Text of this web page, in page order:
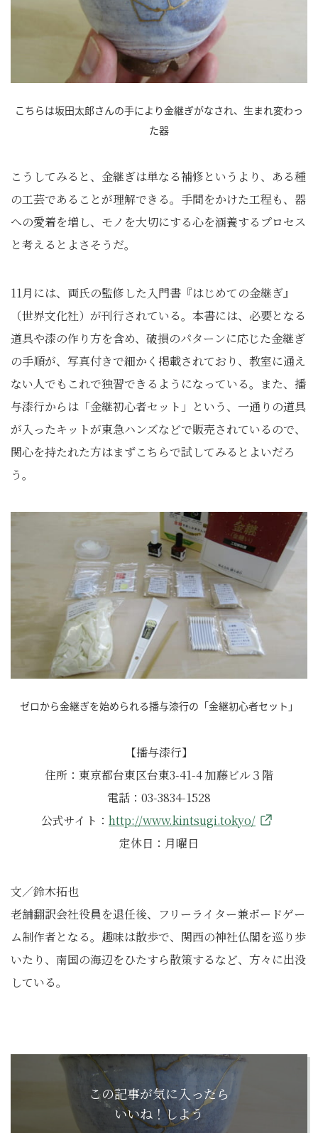
こちらは坂田太郎さんの手により金継ぎがなされ、生まれ変わっ
た器
こうしてみると、金継ぎは単なる補修というより、ある種
の工芸であることが理解できる。手間をかけた工程も、器
への愛着を増し、モノを大切にする心を涵養するプロセス
と考えるとよさそうだ。
11月には、両氏の監修した入門書『はじめての金継ぎ』
（世界文化社）が刊行されている。本書には、必要となる
道具や漆の作り方を含め、破損のパターンに応じた金継ぎ
の手順が、写真付きで細かく掲載されており、教室に通え
ない人でもこれで独習できるようになっている。また、播
与漆行からは「金継初心者セット」という、一通りの道具
が入ったキットが東急ハンズなどで販売されているので、
関心を持たれた方はまずこちらで試してみるとよいだろ
う。
ゼロから金継ぎを始められる播与漆行の「金継初心者セット」
【播与漆行】
住所：東京都台東区台東3-41-4 加藤ビル３階
電話：03-3834-1528
公式サイト： http://www.kintsugi.tokyo/
定休日：月曜日
文／鈴木拓也
老舗翻訳会社役員を退任後、フリーライター兼ボードゲー
ム制作者となる。趣味は散歩で、関西の神社仏閣を巡り歩
いたり、南国の海辺をひたすら散策するなど、方々に出没
している。
この記事が気に入ったら
いいね！しよう